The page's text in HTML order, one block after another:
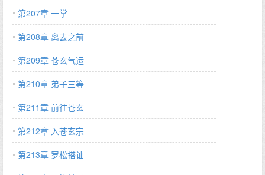
第207章 一掌
第208章 离去之前
第209章 苍玄气运
第210章 弟子三等
第211章 前往苍玄
第212章 入苍玄宗
第213章 罗松搭讪